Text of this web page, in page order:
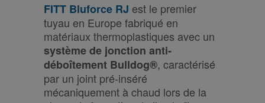
FITT Bluforce RJ est le premier
tuyau en Europe fabriqué en
matériaux thermoplastiques avec un
système de jonction anti-
déboîtement Bulldog®, caractérisé
par un joint pré-inséré
mécaniquement à chaud lors de la